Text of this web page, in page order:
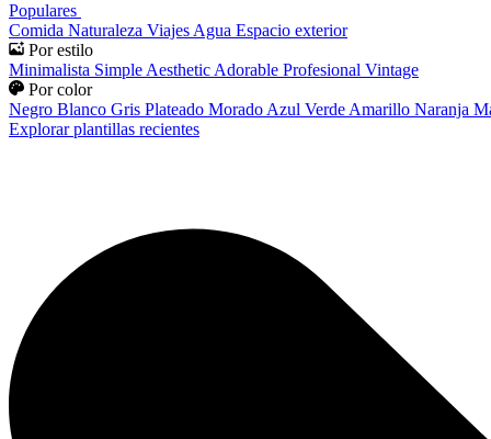
Populares
Comida Naturaleza Viajes Agua Espacio exterior
Por estilo
Minimalista Simple Aesthetic Adorable Profesional Vintage
Por color
Negro Blanco Gris Plateado Morado Azul Verde Amarillo Naranja
Explorar plantillas recientes